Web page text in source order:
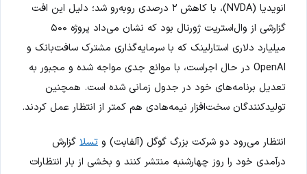
انویدیا (NVDA)، با کاهش ۲ درصدی روبه‌رو شد؛ دلیل این افت
گزارشی از وال‌استریت ژورنال بود که نشان می‌داد پروژه ۵۰۰
میلیارد دلاری استارلینک که با سرمایه‌گذاری مشترک سافت‌بانک و
OpenAI در حال اجراست، با موانع جدی مواجه شده و مجبور به
تعدیل برنامه‌های خود در جدول زمانی شده است. همچنین
تولیدکنندگان سخت‌افزار نیمه‌هادی هم کمتر از انتظار عمل کردند.
انتظار می‌رود دو شرکت بزرگ گوگل (آلفابت) و تسلا گزارش
درآمدی خود را روز چهارشنبه منتشر کنند و بخشی از بار انتظارات